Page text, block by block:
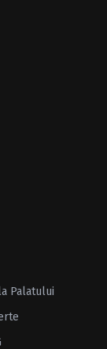
Palatului